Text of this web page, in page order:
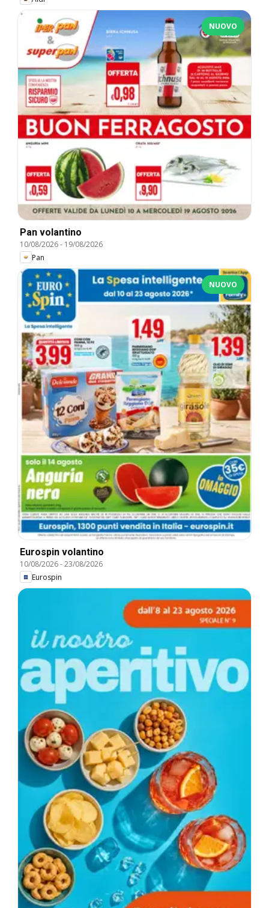
NUOVO
Pan volantino
10/08/2026- 19/08/2026
Pan
NUOVO
Eurospin volantino
10/08/2026-23/08/2026
Eurospin